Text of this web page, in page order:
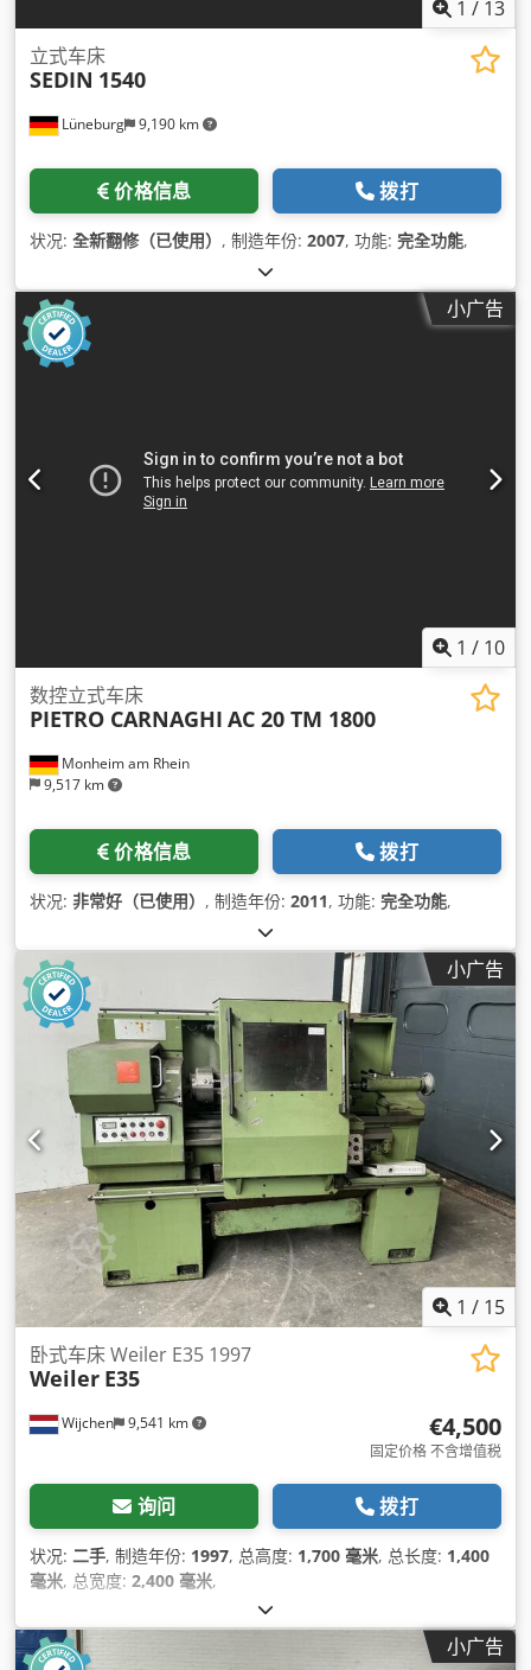
1 / 13
Lüneburg 9,190 km
立式车床
SEDIN 1540
价格信息 拨打
状况: 全新翻修（已使用） , 制造年份: 2007, 功能: 完全功能,
小广告
1 / 10
Monheim am Rhein
9,517 km
数控立式车床
PIETRO CARNAGHI AC 20 TM 1800
价格信息 拨打
状况: 非常好（已使用） , 制造年份: 2011, 功能: 完全功能,
小广告
1 / 15
Wijchen 9,541 km
卧式车床 Weiler E35 1997
Weiler E35
€4,500
固定价格 不含增值税
询问 拨打
状况: 二手, 制造年份: 1997, 总高度: 1,700 毫米, 总长度: 1,400
毫米, 总宽度: 2,400 毫米,
小广告